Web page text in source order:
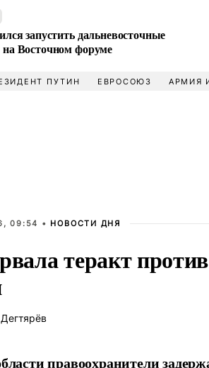
запустить дальневосточные
Восточном форуме
ПУТИН ЕВРОСОЮЗ АРМИЯ
09:54 • НОВОСТИ ДНЯ
теракт
правоохранители